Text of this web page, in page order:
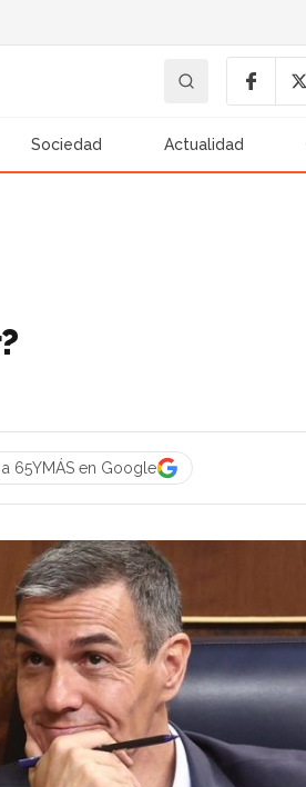
Sociedad Actualidad
65YMÁS en Google